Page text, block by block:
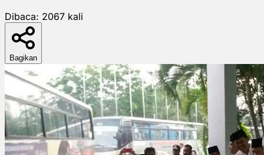
Dibaca: 2067 kali
Bagikan